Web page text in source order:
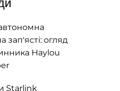
зап'ясті: огляд
Haylou
Starlink